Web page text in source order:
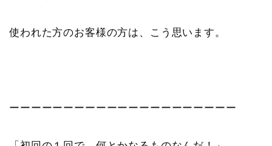
使われた方のお客様の方は、こう思います。
ーーーーーーーーーーーーーーーーーーーーー